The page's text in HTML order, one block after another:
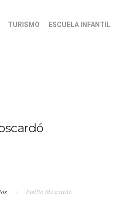
TURISMO ESCUELA INFANTIL
Emilio Moscardó